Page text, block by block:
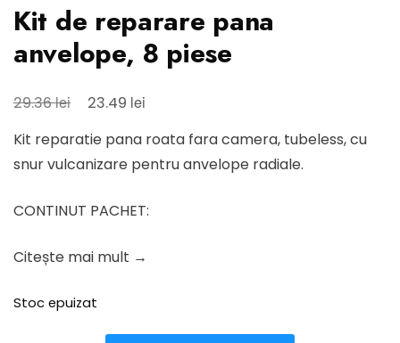
Kit de reparare pana
anvelope, 8 piese
29.36lei
Prețul
a
fost:
23.49 lei
este:
23.49 lei.
Kit reparatie pana roata fara camera, tubeless, cu
snur vulcanizare pentru anvelope radiale.
CONTINUT PACHET:
Citește mai mult →
Stoc epuizat